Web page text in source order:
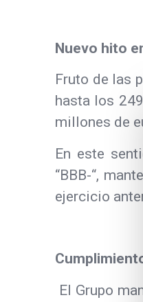
Nuevo hito
Fruto de las
hasta los
millones de
En este
“BBB-“,
ejercicio
El Grupo